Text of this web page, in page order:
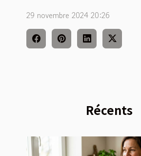
29 novembre 2024 20:26
Récents